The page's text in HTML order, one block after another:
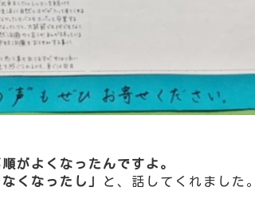
がよくなったんですよ。
くなったし」
と、話してくれました。